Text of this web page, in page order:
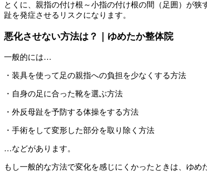
とくに、親指の付け根～小指の付け根の間（足囲）が
趾を発症させるリスクになります。
悪化させない方法は？｜ゆめたか整体院
一般的には…
・装具を使って足の親指への負担を少なくする方法
・自身の足に合った靴を選ぶ方法
・外反母趾を予防する体操をする方法
・手術をして変形した部分を取り除く方法
…などがあります。
もし一般的な方法で変化を感じにくかったときは、ゆめ